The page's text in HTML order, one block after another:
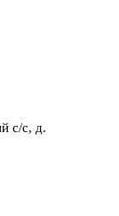
с/с, д.